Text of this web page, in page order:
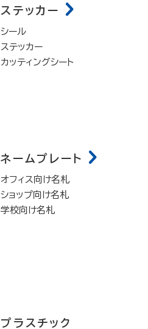
ステッカー
シール
ステッカー
カッティングシート
ネームプレート
オフィス向け名札
ショップ向け名札
学校向け名札
プラスチック